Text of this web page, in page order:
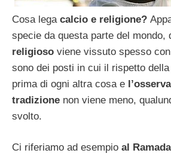
Cosa lega calcio e religione?
specie da questa parte del mondo,
religioso viene vissuto spesso
sono dei posti in cui il rispetto
prima di ogni altra cosa e
tradizione non viene meno,
svolto.
Ci riferiamo ad esempio al